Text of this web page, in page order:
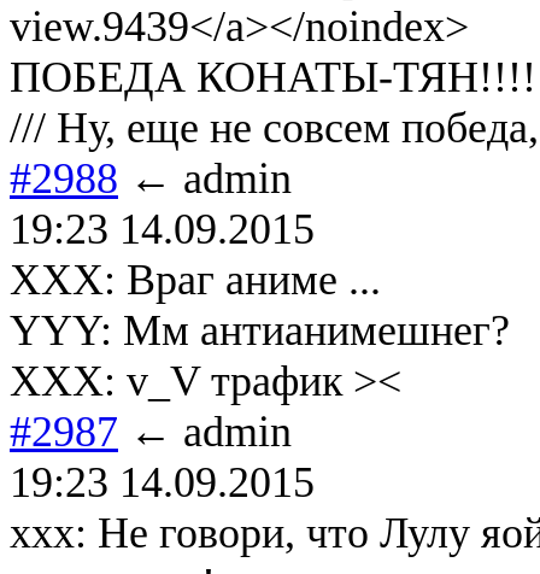
view.9439</a></noindex>
ПОБЕДА КОНАТЫ-
/// Ну, еще не совсем
#2988 ← admin
19:23 14.09.2015
XXX: Враг аниме ...
YYY: Мм антианимешнег?
XXX: v_V трафик ><
#2987 ← admin
19:23 14.09.2015
xxx: Не говори, что Лулу